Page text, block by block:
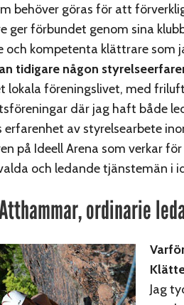
behöver göras för att
ger förbundet genom sina
och kompetenta klättrare som
tidigare någon
lokala föreningslivet, med
där jag haft både
erfarenhet av styrelsearbete
på Ideell Arena som verkar
och ledande tjänstemän i
ordinarie
Jag